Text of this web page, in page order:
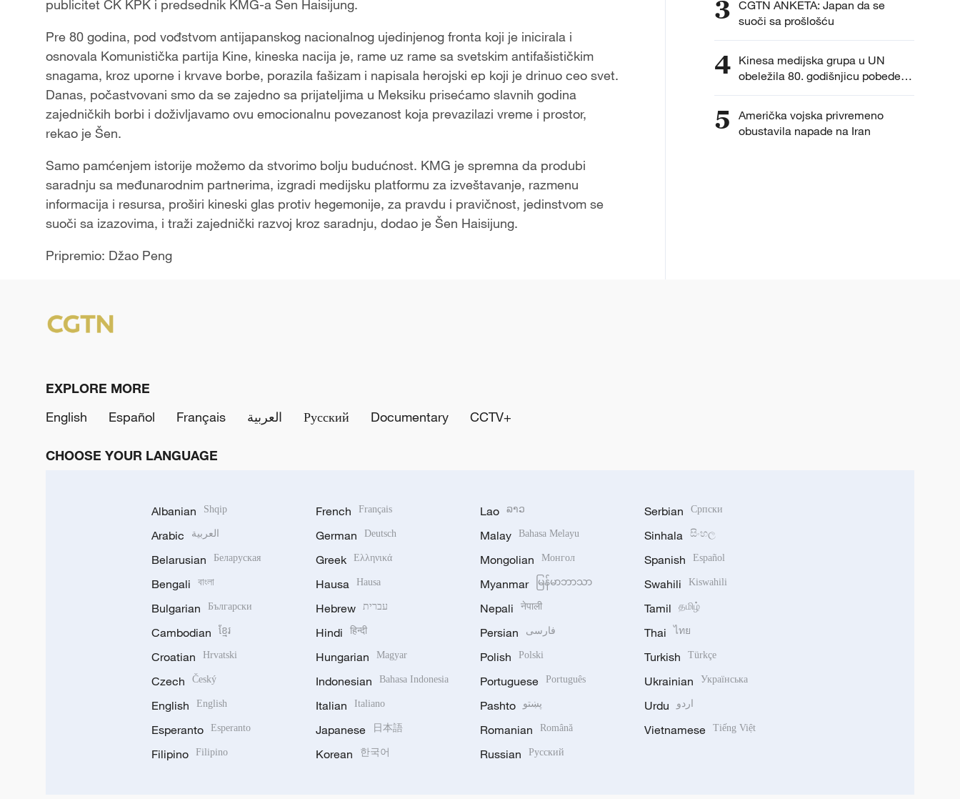
publicitet CK KPK i predsednik KMG-a Šen Haisijung.
Pre 80 godina, pod vođstvom antijapanskog nacionalnog ujedinjenog fronta koji je inicirala i
osnovala Komunistička partija Kine, kineska nacija je, rame uz rame sa svetskim antifašističkim
snagama, kroz uporne i krvave borbe, porazila fašizam i napisala herojski ep koji je drinuo ceo svet.
Danas, počastvovani smo da se zajedno sa prijateljima u Meksiku prisećamo slavnih godina
zajedničkih borbi i doživljavamo ovu emocionalnu povezanost koja prevazilazi vreme i prostor,
rekao je Šen.
Samo pamćenjem istorije možemo da stvorimo bolju budućnost. KMG je spremna da produbi
saradnju sa međunarodnim partnerima, izgradi medijsku platformu za izveštavanje, razmenu
informacija i resursa, proširi kineski glas protiv hegemonije, za pravdu i pravičnost, jedinstvom se
suoči sa izazovima, i traži zajednički razvoj kroz saradnju, dodao je Šen Haisijung.
Pripremio: Džao Peng
3 CGTN ANKETA: Japan da se
suoči sa prošlošću
4 Kinesa medijska grupa u UN
obeležila 80. godišnjicu pobede u
Drugom svetskom ratu
5
Američka vojska privremeno
obustavila napade na Iran
EXPLORE MORE
English
Español Français العربية Русский Documentary CCTV+
CHOOSE YOUR LANGUAGE
Albanian Shqip
Arabic العربية
Belarusian Беларуская
Bengali বাংলা
Bulgarian Български
Cambodian ខ្មែរ
Croatian Hrvatski
Czech Český
English English
Esperanto Esperanto
Filipino Filipino
French Français
German Deutsch
Greek Ελληνικά
Hausa Hausa
Hebrew עברית
Hindi हिन्दी
Hungarian Magyar
Indonesian Bahasa Indonesia
Italian Italiano
Japanese 日本語
Korean 한국어
Lao ລາວ
Malay Bahasa Melayu
Mongolian Монгол
Myanmar မြန်မာဘာသာ
Nepali नेपाली
Persian فارسی
Polish Polski
Portuguese Português
Pashto پښتو
Romanian Română
Russian Русский
Serbian Српски
Sinhala සිංහල
Spanish Español
Swahili Kiswahili
Tamil தமிழ்
Thai ไทย
Turkish Türkçe
Ukrainian Українська
Urdu اردو
Vietnamese Tiếng Việt